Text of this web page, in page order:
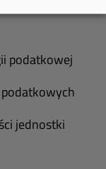
podatkowej
jednostki